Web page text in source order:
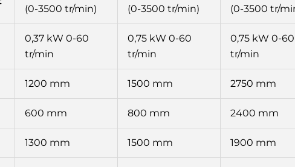
(0-3500 tr/min)
(0-3500 tr/min)
(0-3500 tr/
0,37 kW 0-60
tr/min
0,75 kW 0-60
tr/min
0,75 kW 0-60
tr/min
1200 mm 1500 mm 2750 mm
600 mm 800 mm 2400 mm
1300 mm 1500 mm 1900 mm